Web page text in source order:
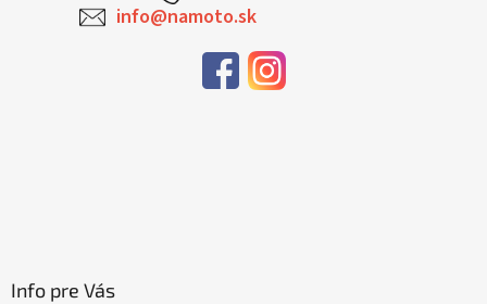
info@namoto.sk
Info pre Vás